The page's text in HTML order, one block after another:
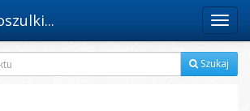
Menu
Szukaj